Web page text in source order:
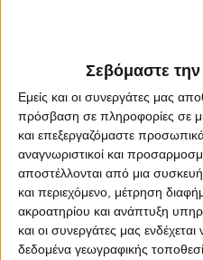
Σεβόμαστε την
Εμείς και οι συνεργάτες μας
πρόσβαση σε πληροφορίες σε
και επεξεργαζόμαστε
αναγνωριστικοί και
αποστέλλονται από μια συσκευή
και περιεχόμενο, μέτρηση
ακροατηρίου και ανάπτυξη
και οι συνεργάτες μας
δεδομένα γεωγραφικής
About Offradio Business Class
Designed & developed by